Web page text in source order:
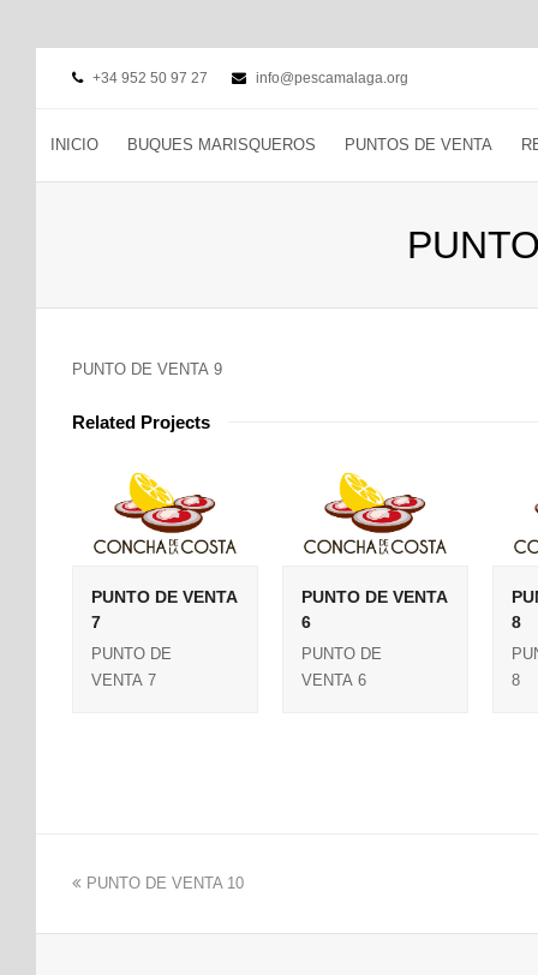
+34 952 50 97 27 info@pescamalaga.org
INICIO BUQUES MARISQUEROS PUNTOS DE VENTA
PUNTO DE VENTA 9
Related Projects
PUNTO DE VENTA
7
PUNTO DE
VENTA 7
PUNTO DE VENTA
6
PUNTO DE
VENTA 6
8
8
PUNTO DE VENTA 10